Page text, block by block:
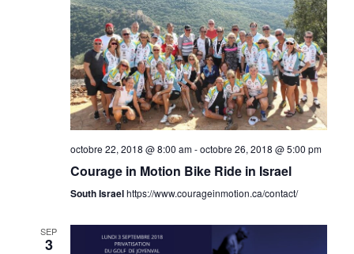
octobre 22, 2018 @ 8:00 am-octobre 26, 2018 @ 5:00 pm
Courage in Motion Bike Ride in Israel
South Israelhttps://www.courageinmotion.ca/contact/
SEP
3